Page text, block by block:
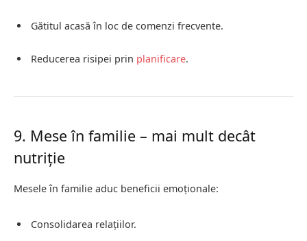
Gătitul acasă în loc de comenzi frecvente.
Reducerea risipei prin planificare.
9. Mese în familie – mai mult decât
nutriție
Mesele în familie aduc beneficii emoționale:
Consolidarea relațiilor.